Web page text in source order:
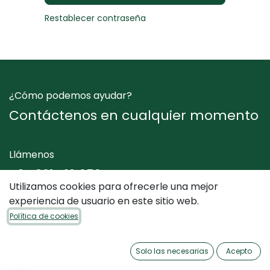
Restablecer contraseña
¿Cómo podemos ayudar?
Contáctenos en cualquier momento
Llámenos
+34 961 412 050
Envíenos un mensaje
Utilizamos cookies para ofrecerle una mejor
experiencia de usuario en este sitio web.
Política de cookies
Solo las necesarias Acepto